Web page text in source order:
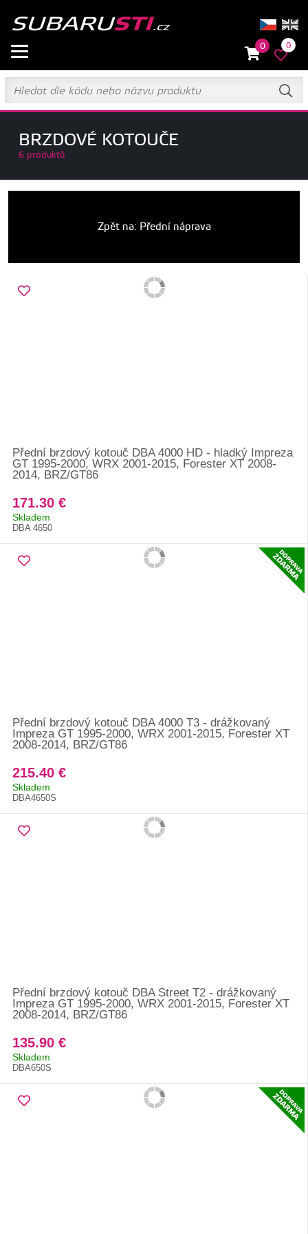
0 0
BRZDOVÉ KOTOUČE
6 produktů
Zpět na: Přední náprava
Přední brzdový kotouč DBA 4000 HD - hladký Impreza
GT 1995-2000, WRX 2001-2015, Forester XT 2008-
2014, BRZ/GT86
171.30 €
Skladem
DBA 4650
Přední brzdový kotouč DBA 4000 T3 - drážkovaný
Impreza GT 1995-2000, WRX 2001-2015, Forester XT
2008-2014, BRZ/GT86
215.40 €
Skladem
DBA4650S
Přední brzdový kotouč DBA Street T2 - drážkovaný
Impreza GT 1995-2000, WRX 2001-2015, Forester XT
2008-2014, BRZ/GT86
135.90 €
Skladem
DBA650S